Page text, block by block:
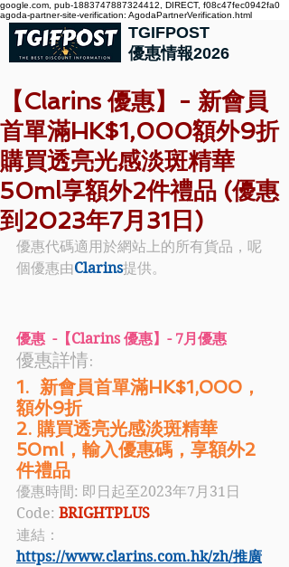
google.com, pub-1883747887324412, DIRECT, f08c47fec0942fa0
agoda-partner-site-verification: AgodaPartnerVerification.html
TGIFPOST
優惠情報2026
【Clarins 優惠】- 新會員
首單滿HK$1,000額外9折
購買透亮光感淡斑精華
50ml享額外2件禮品 (優惠
到2023年7月31日)
優惠代碼適用於網站上的所有貨品，呢
個優惠由Clarins提供。
優惠  -【Clarins 優惠】- 7月優惠
1.  新會員首單滿HK$1,000，
額外9折
2. 購買透亮光感淡斑精華
50ml，輸入優惠碼，享額外2
件禮品
優惠時間: 即日起至2023年7月31日
Code: BRIGHTPLUS
連結：
https://www.clarins.com.hk/zh/推廣